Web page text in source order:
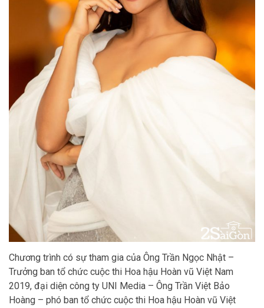
Chương trình có sự tham gia của Ông Trần Ngọc Nhật –
Trưởng ban tổ chức cuộc thi Hoa hậu Hoàn vũ Việt Nam
2019, đại diện công ty UNI Media – Ông Trần Việt Bảo
Hoàng – phó ban tổ chức cuộc thi Hoa hậu Hoàn vũ Việt